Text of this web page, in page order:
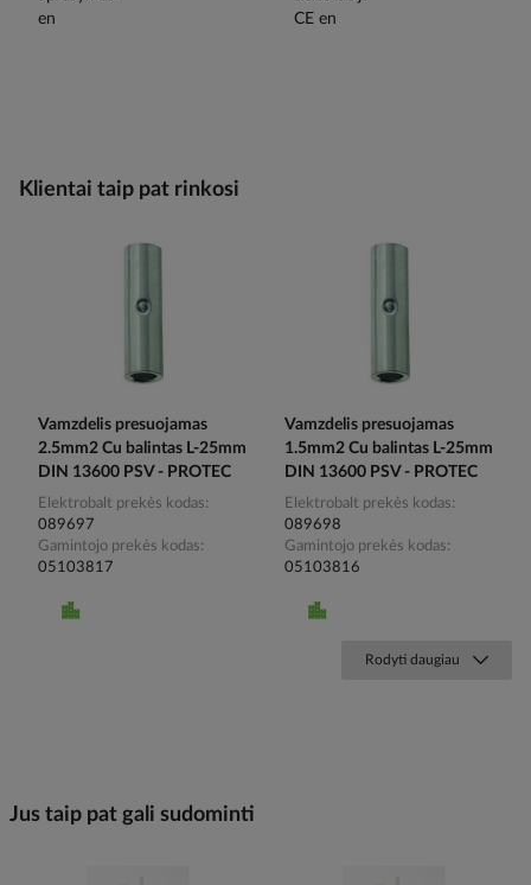
Klientai taip pat rinkosi
Vamzdelis presuojamas
2.5mm2 Cu balintas L-25mm
DIN 13600 PSV - PROTEC
Elektrobalt prekės kodas
089697
Gamintojo prekės kodas
05103817
Vamzdelis presuojamas
1.5mm2 Cu balintas L-25mm
DIN 13600 PSV - PROTEC
Elektrobalt prekės kodas
089698
Gamintojo prekės kodas
05103816
Rodyti daugiau
Jus taip pat gali sudominti